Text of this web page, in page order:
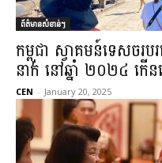
ព័ត៌មានសំខាន់ៗ
កម្ពុជា ស្វាគមន៍ទេសច
នាក់ នៅឆ្នាំ ២០២៤ ក
CEN - January 20, 2025